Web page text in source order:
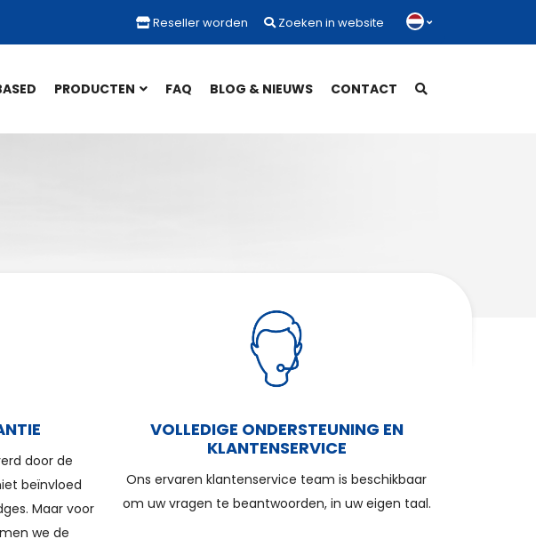
Reseller worden Zoeken in website
PRODUCTEN FAQ BLOG & NIEUWS CONTACT
door de
beïnvloed
Maar voor
we de
VOLLEDIGE ONDERSTEUNING EN
KLANTENSERVICE
Ons ervaren klantenservice team is beschikbaar
om uw vragen te beantwoorden, in uw eigen taal.